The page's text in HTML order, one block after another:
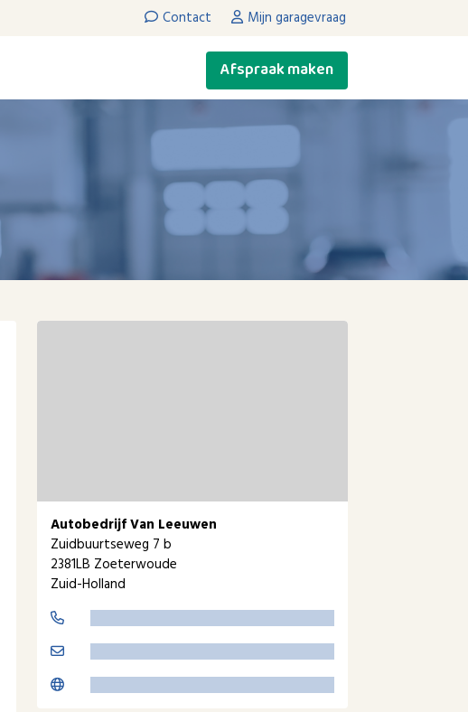
Contact Mijn garagevraag
Afspraak maken
Autobedrijf Van Leeuwen
Zuidbuurtseweg 7 b
2381LB Zoeterwoude
Zuid-Holland